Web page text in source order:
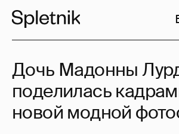
Дочь Мадонны
поделилась
новой модной